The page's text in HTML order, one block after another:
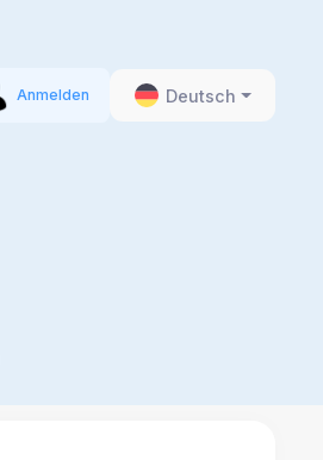
Anmelden Deutsch